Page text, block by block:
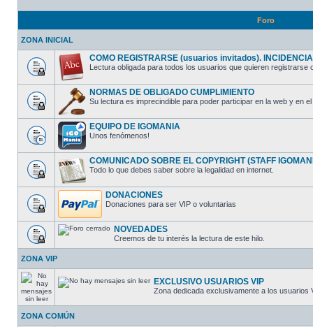
Foro
ZONA INICIAL
COMO REGISTRARSE (usuarios invitados).
Lectura obligada para todos los usuarios que quieren registrarse
NORMAS DE OBLIGADO CUMPLIMIENTO
Su lectura es imprecindible para poder participar en la web y en
EQUIPO DE IGOMANIA
Unos fenómenos!
COMUNICADO SOBRE EL COPYRIGHT (STAFF
Todo lo que debes saber sobre la legalidad en internet.
DONACIONES
Donaciones para ser VIP o voluntarias
NOVEDADES
Creemos de tu interés la lectura de este hilo.
ZONA VIP
EXCLUSIVO USUARIOS VIP
Zona dedicada exclusivamente a los usuarios
ZONA COMÚN